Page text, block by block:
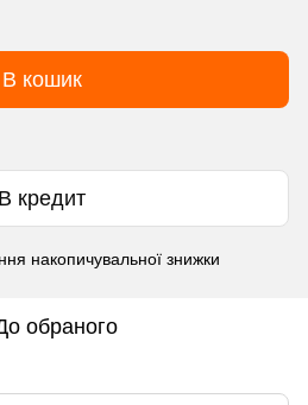
В кошик
В кредит
накопичувальної знижки
обраного